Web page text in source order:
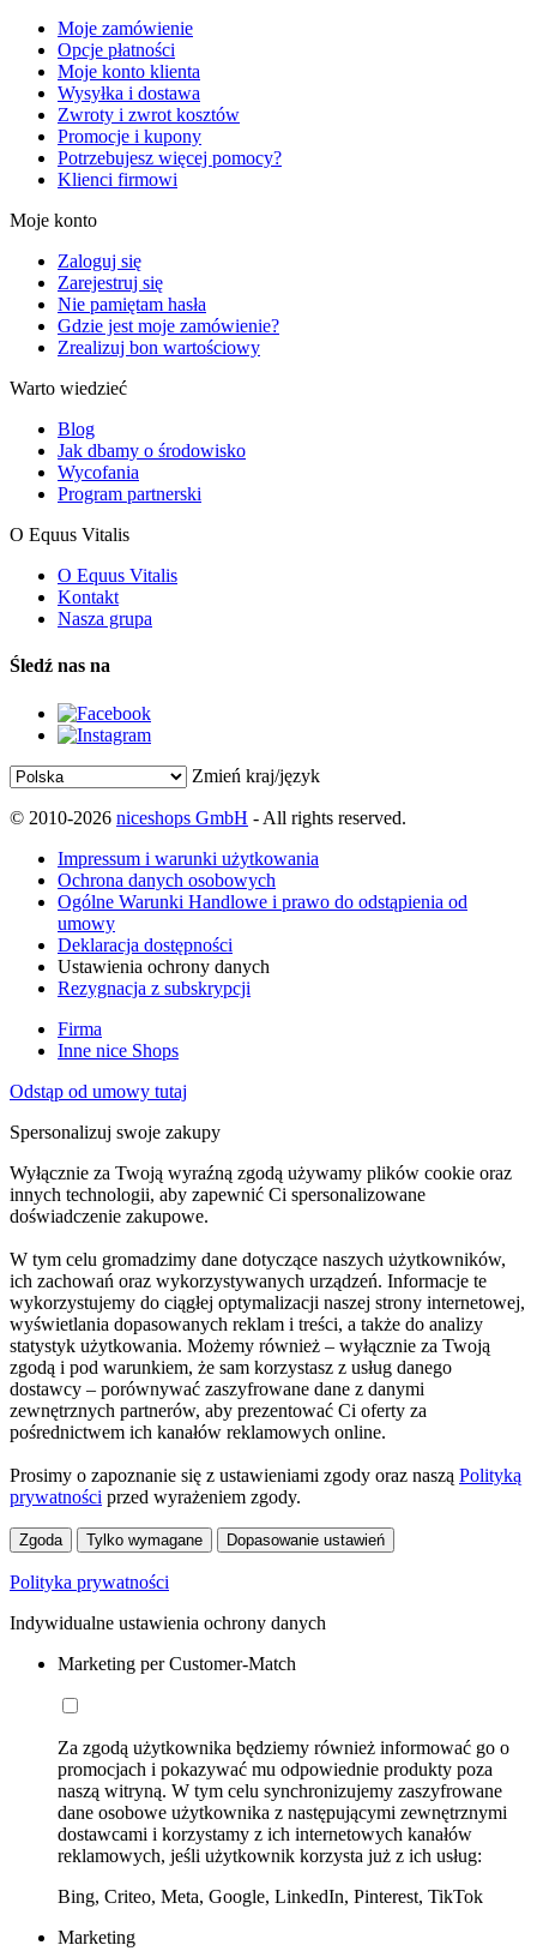
Moje zamówienie
Opcje płatności
Moje konto klienta
Wysyłka i dostawa
Zwroty i zwrot kosztów
Promocje i kupony
Potrzebujesz więcej pomocy?
Klienci firmowi
Moje konto
Zaloguj się
Zarejestruj się
Nie pamiętam hasła
Gdzie jest moje zamówienie?
Zrealizuj bon wartościowy
Warto wiedzieć
Blog
Jak dbamy o środowisko
Wycofania
Program partnerski
O Equus Vitalis
O Equus Vitalis
Kontakt
Nasza grupa
Śledź nas na
Zmień kraj/język
© 2010-2026 niceshops GmbH - All rights reserved.
Impressum i warunki użytkowania
Ochrona danych osobowych
Ogólne Warunki Handlowe i prawo do odstąpienia od
umowy
Deklaracja dostępności
Ustawienia ochrony danych
Rezygnacja z subskrypcji
Firma
Inne nice Shops
Odstąp od umowy tutaj
Spersonalizuj swoje zakupy
Wyłącznie za Twoją wyraźną zgodą używamy plików cookie oraz
innych technologii, aby zapewnić Ci spersonalizowane
doświadczenie zakupowe.
W tym celu gromadzimy dane dotyczące naszych użytkowników,
ich zachowań oraz wykorzystywanych urządzeń. Informacje te
wykorzystujemy do ciągłej optymalizacji naszej strony internetowej,
wyświetlania dopasowanych reklam i treści, a także do analizy
statystyk użytkowania. Możemy również – wyłącznie za Twoją
zgodą i pod warunkiem, że sam korzystasz z usług danego
dostawcy – porównywać zaszyfrowane dane z danymi
zewnętrznych partnerów, aby prezentować Ci oferty za
pośrednictwem ich kanałów reklamowych online.
Prosimy o zapoznanie się z ustawieniami zgody oraz naszą Polityką
prywatności przed wyrażeniem zgody.
Zgoda Tylko wymagane Dopasowanie ustawień
Polityka prywatności
Indywidualne ustawienia ochrony danych
Marketing per Customer-Match
Za zgodą użytkownika będziemy również informować go o
promocjach i pokazywać mu odpowiednie produkty poza
naszą witryną. W tym celu synchronizujemy zaszyfrowane
dane osobowe użytkownika z następującymi zewnętrznymi
dostawcami i korzystamy z ich internetowych kanałów
reklamowych, jeśli użytkownik korzysta już z ich usług:
Bing, Criteo, Meta, Google, LinkedIn, Pinterest, TikTok
Marketing